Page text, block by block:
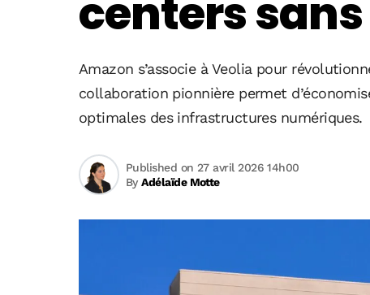
centers
Amazon s’associe à Veolia pour
collaboration pionnière permet
optimales des infrastructures numériques.
ByAdélaïde Motte
Published on 27 avril 2026 14h00